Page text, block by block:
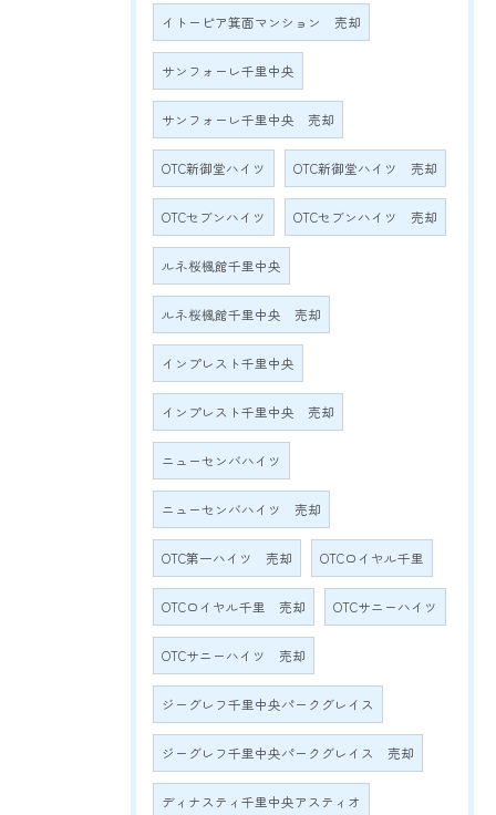
イトーピア箕面マンション 売却
サンフォーレ千里中央
サンフォーレ千里中央 売却
OTC新御堂ハイツ OTC新御堂ハイツ 売却
OTCセブンハイツ OTCセブンハイツ 売却
ルネ桜楓館千里中央
ルネ桜楓館千里中央 売却
インプレスト千里中央
インプレスト千里中央 売却
ニューセンバハイツ
ニューセンバハイツ 売却
OTC第一ハイツ 売却 OTCロイヤル千里
OTCロイヤル千里 売却 OTCサニーハイツ
OTCサニーハイツ 売却
ジーグレフ千里中央パークグレイス
ジーグレフ千里中央パークグレイス 売却
ディナスティ千里中央アスティオ